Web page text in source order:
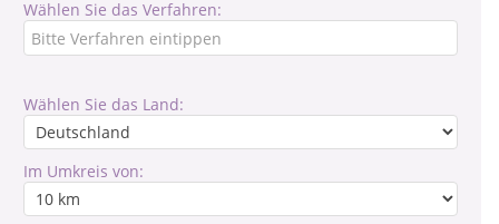
Wählen Sie das Verfahren:
Wählen Sie das Land:
Im Umkreis von: